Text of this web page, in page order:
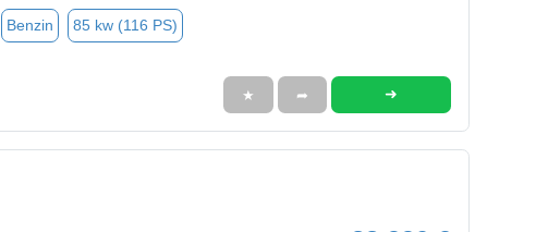
Benzin 85 kw (116 PS)
★ ➦ ➜